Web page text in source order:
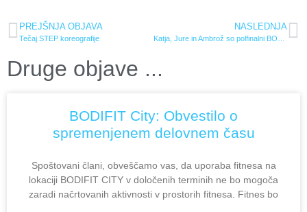
PREJŠNJA OBJAVA
Tečaj STEP koreografije
NASLEDNJA
Druge objave ...
BODIFIT City: Obvestilo o
spremenjenem delovnem času
Spoštovani člani, obveščamo vas, da uporaba fitnesa na
lokaciji BODIFIT CITY v določenih terminih ne bo mogoča
zaradi načrtovanih aktivnosti v prostorih fitnesa. Fitnes bo